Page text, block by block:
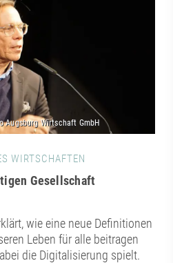
WIRTSCHAFTEN
Gesellschaft
wie eine neue Definitionen
Leben für alle beitragen
die Digitalisierung spielt.